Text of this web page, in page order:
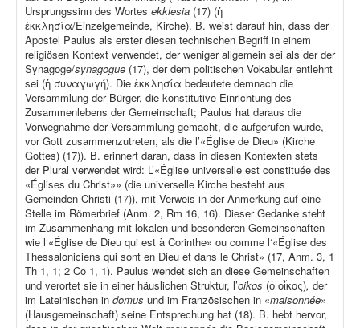
Ursprungssinn des Wortes ekklesia (17) (ἡ
ἐκκλησία/Einzelgemeinde, Kirche). B. weist darauf hin, dass der
Apostel Paulus als erster diesen technischen Begriff in einem
religiösen Kontext verwendet, der weniger allgemein sei als der der
Synagoge/synagogue (17), der dem politischen Vokabular entlehnt
sei (ἡ συναγωγή). Die ἐκκλησία bedeutete demnach die
Versammlung der Bürger, die konstitutive Einrichtung des
Zusammenlebens der Gemeinschaft; Paulus hat daraus die
Vorwegnahme der Versammlung gemacht, die aufgerufen wurde,
vor Gott zusammenzutreten, als die l’«Église de Dieu» (Kirche
Gottes) (17)). B. erinnert daran, dass in diesen Kontexten stets
der Plural verwendet wird: L’«Église universelle est constituée des
«Églises du Christ»» (die universelle Kirche besteht aus
Gemeinden Christi (17)), mit Verweis in der Anmerkung auf eine
Stelle im Römerbrief (Anm. 2, Rm 16, 16). Dieser Gedanke steht
im Zusammenhang mit lokalen und besonderen Gemeinschaften
wie l‘«Église de Dieu qui est à Corinthe» ou comme l‘«Église des
Thessaloniciens qui sont en Dieu et dans le Christ» (17, Anm. 3, 1
Th 1, 1; 2 Co 1, 1). Paulus wendet sich an diese Gemeinschaften
und verortet sie in einer häuslichen Struktur, l’oikos (ὁ οἶκος), der
im Lateinischen in domus und im Französischen in «maisonnée»
(Hausgemeinschaft) seine Entsprechung hat (18). B. hebt hervor,